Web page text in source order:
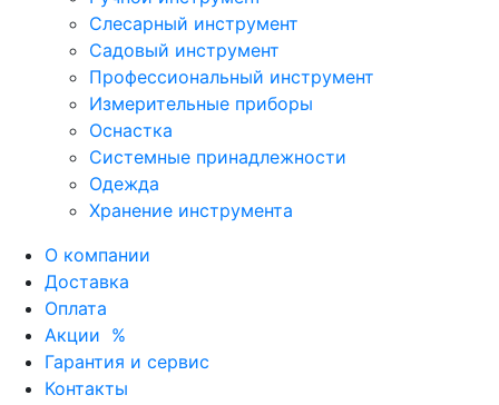
Слесарный инструмент
Садовый инструмент
Профессиональный инструмент
Измерительные приборы
Оснастка
Системные принадлежности
Одежда
Хранение инструмента
О компании
Доставка
Оплата
Акции %
Гарантия и сервис
Контакты